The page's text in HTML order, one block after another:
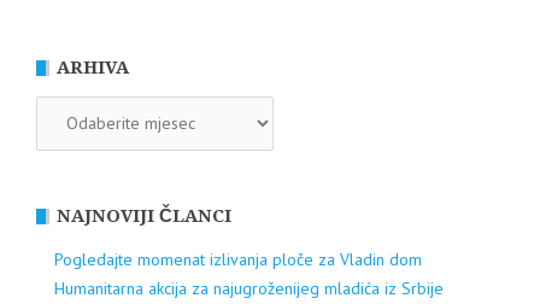
ARHIVA
NAJNOVIJI ČLANCI
Pogledajte momenat izlivanja ploče za Vladin dom
Humanitarna akcija za najugroženijeg mladića iz Srbije